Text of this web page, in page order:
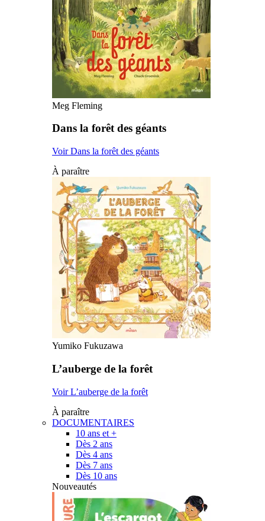
Meg Fleming
Dans la forêt des géants
Voir Dans la forêt des géants
À paraître
Yumiko Fukuzawa
L’auberge de la forêt
Voir L’auberge de la forêt
À paraître
DOCUMENTAIRES
10 ans et +
Dès 2 ans
Dès 4 ans
Dès 7 ans
Dès 10 ans
Nouveautés